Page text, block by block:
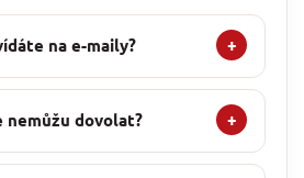
na e-maily? +
nemůžu dovolat? +